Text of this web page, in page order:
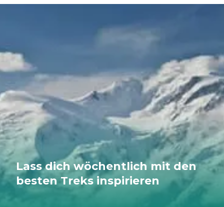
Lass dich wöchentlich mit den
besten Treks inspirieren